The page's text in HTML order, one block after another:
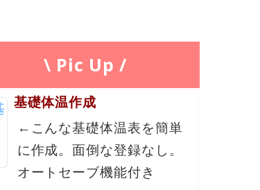
\ Pic Up /
基礎体温作成
←こんな基礎体温表を簡単
に作成。面倒な登録なし。
オートセーブ機能付き